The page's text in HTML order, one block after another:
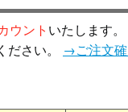
ウント いたします。
さい。 →ご注文